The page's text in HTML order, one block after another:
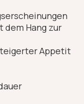
dem Hang zur
Appetit